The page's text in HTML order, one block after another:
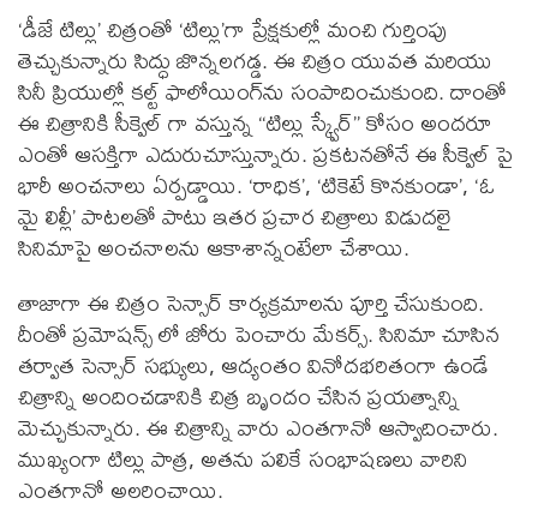
‘డీజే టిల్లు’ చిత్రంతో ‘టిల్లు’గా ప్రేక్షకుల్లో మంచి గుర్తింపు
తెచ్చుకున్నారు సిద్ధు జొన్నలగడ్డ. ఈ చిత్రం యువత మరియు
సినీ ప్రియుల్లో కల్ట్ ఫాలోయింగ్‌ను సంపాదించుకుంది. దాంతో
ఈ చిత్రానికి సీక్వెల్ గా వస్తున్న “టిల్లు స్క్వేర్” కోసం అందరూ
ఎంతో ఆసక్తిగా ఎదురుచూస్తున్నారు. ప్రకటనతోనే ఈ సీక్వెల్ పై
భారీ అంచనాలు ఏర్పడ్డాయి. ‘రాధిక’, ‘టికెటే కొనకుండా’, ‘ఓ
మై లిల్లీ’ పాటలతో పాటు ఇతర ప్రచార చిత్రాలు విడుదలై
సినిమాపై అంచనాలను ఆకాశాన్నంటేలా చేశాయి.
తాజాగా ఈ చిత్రం సెన్సార్ కార్యక్రమాలను పూర్తి చేసుకుంది.
దీంతో ప్రమోషన్స్ లో జోరు పెంచారు మేకర్స్. సినిమా చూసిన
తర్వాత సెన్సార్ సభ్యులు, ఆద్యంతం వినోదభరితంగా ఉండే
చిత్రాన్ని అందించడానికి చిత్ర బృందం చేసిన ప్రయత్నాన్ని
మెచ్చుకున్నారు. ఈ చిత్రాన్ని వారు ఎంతగానో ఆస్వాదించారు.
ముఖ్యంగా టిల్లు పాత్ర, అతను పలికే సంభాషణలు వారిని
ఎంతగానో అలరించాయి.